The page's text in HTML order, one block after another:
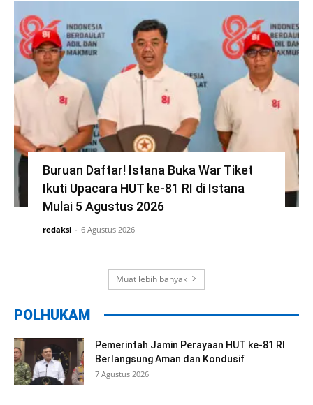
Buruan Daftar! Istana Buka War Tiket
Ikuti Upacara HUT ke-81 RI di Istana
Mulai 5 Agustus 2026
redaksi - 6 Agustus 2026
Muat lebih banyak
POLHUKAM
Pemerintah Jamin Perayaan HUT ke-81 RI
Berlangsung Aman dan Kondusif
7 Agustus 2026